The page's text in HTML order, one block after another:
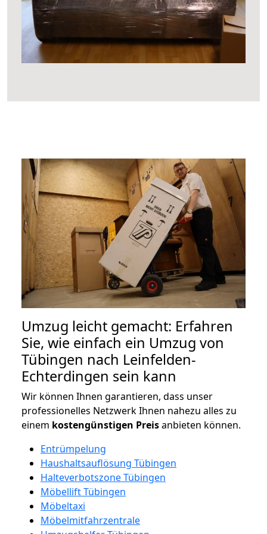
Umzug leicht gemacht: Erfahren
Sie, wie einfach ein Umzug von
Tübingen nach Leinfelden-
Echterdingen sein kann
Wir können Ihnen garantieren, dass unser
professionelles Netzwerk Ihnen nahezu alles zu
einem kostengünstigen Preisanbieten können.
Entrümpelung
Haushaltsauflösung Tübingen
Halteverbotszone Tübingen
Möbellift Tübingen
Möbeltaxi
Möbelmitfahrzentrale